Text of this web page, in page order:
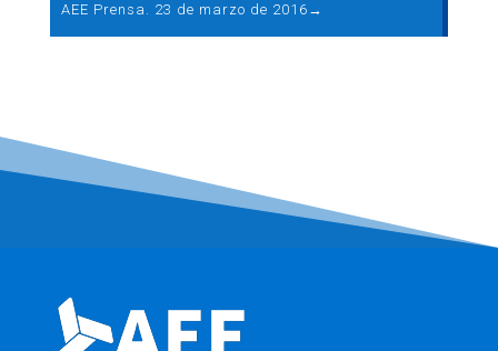
AEE Prensa. 23 de marzo de 2016 →